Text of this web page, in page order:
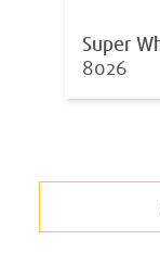
Super
8026